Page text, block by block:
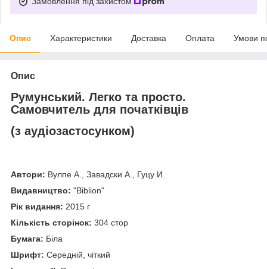
Опис Характеристики Доставка Оплата Умови
Опис
Румунський. Легко та просто.
Самовчитель для початківців
(з аудіозастосунком)
Автори: Вулпе А., Завадски А., Гуцу И.
Видавництво: "Biblion"
Рік видання: 2015 г
Кількість сторінок: 304 стор
Бумага: Біла
Шрифт: Середній, чіткий